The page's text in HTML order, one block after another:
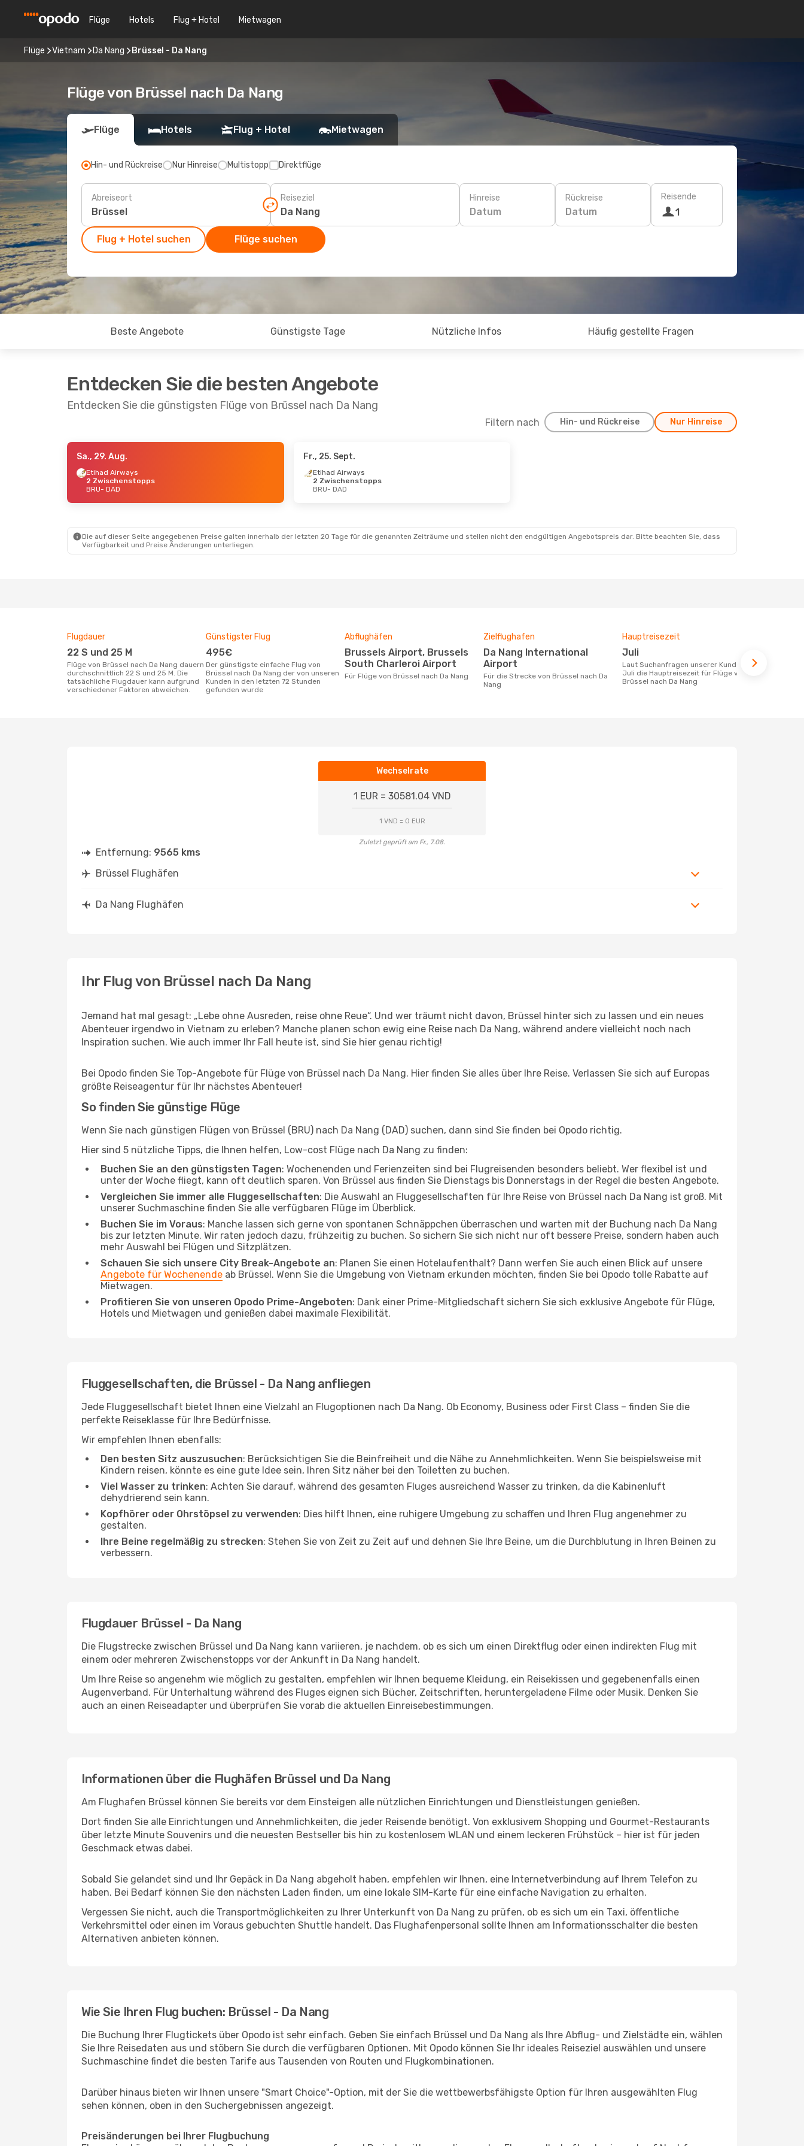
Flüge Hotels Flug + Hotel Mietwagen
Flüge Vietnam Da Nang Brüssel - Da Nang
Flüge von Brüssel nach Da Nang
Flüge Hotels Flug + Hotel Mietwagen
Hin- und Rückreise Nur Hinreise Multistopp Direktflüge
Abreiseort Reiseziel Hinreise
Datum
Rückreise
Datum
Reisende
1
Flug + Hotel suchen Flüge suchen
Beste Angebote Günstigste Tage Nützliche Infos Häufig gestellte Fragen
Entdecken Sie die besten Angebote
Entdecken Sie die günstigsten Flüge von Brüssel nach Da Nang
Filtern nach Hin- und Rückreise Nur Hinreise
- Sa., 5. Sept.
2 Zwischenstopps
Sa., 29. Aug.
Etihad Airways
2 Zwischenstopps
BRU- DAD
Fr., 25. Sept.
Etihad Airways
2 Zwischenstopps
BRU- DAD
Die auf dieser Seite angegebenen Preise galten innerhalb der letzten 20 Tage für die genannten Zeiträume und stellen nicht den endgültigen Angebotspreis dar. Bitte beachten Sie, dass
Verfügbarkeit und Preise Änderungen unterliegen.
Flugdauer
22 S und 25 M
Flüge von Brüssel nach Da Nang dauern
durchschnittlich 22 S und 25 M. Die
tatsächliche Flugdauer kann aufgrund
verschiedener Faktoren abweichen.
Günstigster Flug
495€
Der günstigste einfache Flug von
Brüssel nach Da Nang der von unseren
Kunden in den letzten 72 Stunden
gefunden wurde
Abflughäfen
Brussels Airport, Brussels
South Charleroi Airport
Für Flüge von Brüssel nach Da Nang
Zielflughafen
Da Nang International
Airport
Für die Strecke von Brüssel nach Da
Nang
Hauptreisezeit
Juli
Laut Suchanfragen unserer Kunden ist
Juli die Hauptreisezeit für Flüge von
Brüssel nach Da Nang
Wechselrate
1 EUR = 30581.04 VND
1 VND = 0 EUR
Zuletzt geprüft am Fr., 7.08.
Entfernung: 9565 kms
Brüssel Flughäfen
Da Nang Flughäfen
Ihr Flug von Brüssel nach Da Nang
Jemand hat mal gesagt: „Lebe ohne Ausreden, reise ohne Reue“. Und wer träumt nicht davon, Brüssel hinter sich zu lassen und ein neues
Abenteuer irgendwo in Vietnam zu erleben? Manche planen schon ewig eine Reise nach Da Nang, während andere vielleicht noch nach
Inspiration suchen. Wie auch immer Ihr Fall heute ist, sind Sie hier genau richtig!
Bei Opodo finden Sie Top-Angebote für Flüge von Brüssel nach Da Nang. Hier finden Sie alles über Ihre Reise. Verlassen Sie sich auf Europas
größte Reiseagentur für Ihr nächstes Abenteuer!
So finden Sie günstige Flüge
Wenn Sie nach günstigen Flügen von Brüssel (BRU) nach Da Nang (DAD) suchen, dann sind Sie finden bei Opodo richtig.
Hier sind 5 nützliche Tipps, die Ihnen helfen, Low-cost Flüge nach Da Nang zu finden:
Buchen Sie an den günstigsten Tagen: Wochenenden und Ferienzeiten sind bei Flugreisenden besonders beliebt. Wer flexibel ist und
unter der Woche fliegt, kann oft deutlich sparen. Von Brüssel aus finden Sie Dienstags bis Donnerstags in der Regel die besten Angebote.
Vergleichen Sie immer alle Fluggesellschaften: Die Auswahl an Fluggesellschaften für Ihre Reise von Brüssel nach Da Nang ist groß. Mit
unserer Suchmaschine finden Sie alle verfügbaren Flüge im Überblick.
Buchen Sie im Voraus: Manche lassen sich gerne von spontanen Schnäppchen überraschen und warten mit der Buchung nach Da Nang
bis zur letzten Minute. Wir raten jedoch dazu, frühzeitig zu buchen. So sichern Sie sich nicht nur oft bessere Preise, sondern haben auch
mehr Auswahl bei Flügen und Sitzplätzen.
Schauen Sie sich unsere City Break-Angebote an: Planen Sie einen Hotelaufenthalt? Dann werfen Sie auch einen Blick auf unsere
Angebote für Wochenende ab Brüssel. Wenn Sie die Umgebung von Vietnam erkunden möchten, finden Sie bei Opodo tolle Rabatte auf
Mietwagen.
Profitieren Sie von unseren Opodo Prime-Angeboten: Dank einer Prime-Mitgliedschaft sichern Sie sich exklusive Angebote für Flüge,
Hotels und Mietwagen und genießen dabei maximale Flexibilität.
Fluggesellschaften, die Brüssel - Da Nang anfliegen
Jede Fluggesellschaft bietet Ihnen eine Vielzahl an Flugoptionen nach Da Nang. Ob Economy, Business oder First Class – finden Sie die
perfekte Reiseklasse für Ihre Bedürfnisse.
Wir empfehlen Ihnen ebenfalls:
Den besten Sitz auszusuchen: Berücksichtigen Sie die Beinfreiheit und die Nähe zu Annehmlichkeiten. Wenn Sie beispielsweise mit
Kindern reisen, könnte es eine gute Idee sein, Ihren Sitz näher bei den Toiletten zu buchen.
Viel Wasser zu trinken: Achten Sie darauf, während des gesamten Fluges ausreichend Wasser zu trinken, da die Kabinenluft
dehydrierend sein kann.
Kopfhörer oder Ohrstöpsel zu verwenden: Dies hilft Ihnen, eine ruhigere Umgebung zu schaffen und Ihren Flug angenehmer zu
gestalten.
Ihre Beine regelmäßig zu strecken: Stehen Sie von Zeit zu Zeit auf und dehnen Sie Ihre Beine, um die Durchblutung in Ihren Beinen zu
verbessern.
Flugdauer Brüssel - Da Nang
Die Flugstrecke zwischen Brüssel und Da Nang kann variieren, je nachdem, ob es sich um einen Direktflug oder einen indirekten Flug mit
einem oder mehreren Zwischenstopps vor der Ankunft in Da Nang handelt.
Um Ihre Reise so angenehm wie möglich zu gestalten, empfehlen wir Ihnen bequeme Kleidung, ein Reisekissen und gegebenenfalls einen
Augenverband. Für Unterhaltung während des Fluges eignen sich Bücher, Zeitschriften, heruntergeladene Filme oder Musik. Denken Sie
auch an einen Reiseadapter und überprüfen Sie vorab die aktuellen Einreisebestimmungen.
Informationen über die Flughäfen Brüssel und Da Nang
Am Flughafen Brüssel können Sie bereits vor dem Einsteigen alle nützlichen Einrichtungen und Dienstleistungen genießen.
Dort finden Sie alle Einrichtungen und Annehmlichkeiten, die jeder Reisende benötigt. Von exklusivem Shopping und Gourmet-Restaurants
über letzte Minute Souvenirs und die neuesten Bestseller bis hin zu kostenlosem WLAN und einem leckeren Frühstück – hier ist für jeden
Geschmack etwas dabei.
Sobald Sie gelandet sind und Ihr Gepäck in Da Nang abgeholt haben, empfehlen wir Ihnen, eine Internetverbindung auf Ihrem Telefon zu
haben. Bei Bedarf können Sie den nächsten Laden finden, um eine lokale SIM-Karte für eine einfache Navigation zu erhalten.
Vergessen Sie nicht, auch die Transportmöglichkeiten zu Ihrer Unterkunft von Da Nang zu prüfen, ob es sich um ein Taxi, öffentliche
Verkehrsmittel oder einen im Voraus gebuchten Shuttle handelt. Das Flughafenpersonal sollte Ihnen am Informationsschalter die besten
Alternativen anbieten können.
Wie Sie Ihren Flug buchen: Brüssel - Da Nang
Die Buchung Ihrer Flugtickets über Opodo ist sehr einfach. Geben Sie einfach Brüssel und Da Nang als Ihre Abflug- und Zielstädte ein, wählen
Sie Ihre Reisedaten aus und stöbern Sie durch die verfügbaren Optionen. Mit Opodo können Sie Ihr ideales Reiseziel auswählen und unsere
Suchmaschine findet die besten Tarife aus Tausenden von Routen und Flugkombinationen.
Darüber hinaus bieten wir Ihnen unsere "Smart Choice"-Option, mit der Sie die wettbewerbsfähigste Option für Ihren ausgewählten Flug
sehen können, oben in den Suchergebnissen angezeigt.
Preisänderungen bei Ihrer Flugbuchung